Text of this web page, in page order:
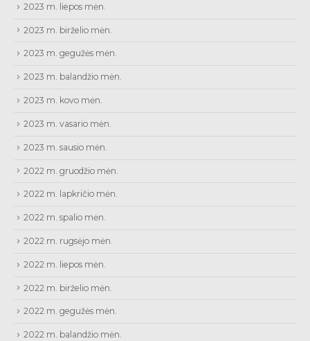
2023 m. liepos mėn.
2023 m. birželio mėn.
2023 m. gegužės mėn.
2023 m. balandžio mėn.
2023 m. kovo mėn.
2023 m. vasario mėn.
2023 m. sausio mėn.
2022 m. gruodžio mėn.
2022 m. lapkričio mėn.
2022 m. spalio mėn.
2022 m. rugsėjo mėn.
2022 m. liepos mėn.
2022 m. birželio mėn.
2022 m. gegužės mėn.
2022 m. balandžio mėn.